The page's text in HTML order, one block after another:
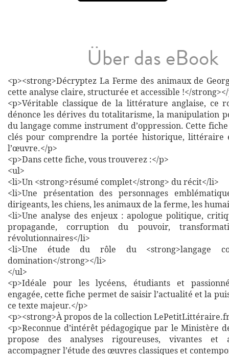
Über das eBook
<p><strong>Décryptez La Ferme des animaux de
cette analyse claire, structurée et accessible !</
<p>Véritable classique de la littérature anglaise, ce
dénonce les dérives du totalitarisme, la manipulation
du langage comme instrument d’oppression. Cette
clés pour comprendre la portée historique, littéraire
l’œuvre.</p>
<p>Dans cette fiche, vous trouverez :</p>
<ul>
<li>Un <strong>résumé complet</strong> du récit</li>
<li>Une présentation des personnages
dirigeants, les chiens, les animaux de la ferme, les
<li>Une analyse des enjeux : apologue politique,
propagande, corruption du pouvoir,
révolutionnaires</li>
<li>Une étude du rôle du <strong>langage
domination</strong></li>
</ul>
<p>Idéale pour les lycéens, étudiants et
engagée, cette fiche permet de saisir l’actualité et la
ce texte majeur.</p>
<p><strong>À propos de la collection
<p>Reconnue d’intérêt pédagogique par le Ministère
propose des analyses rigoureuses, vivantes et
accompagner l’étude des œuvres classiques et